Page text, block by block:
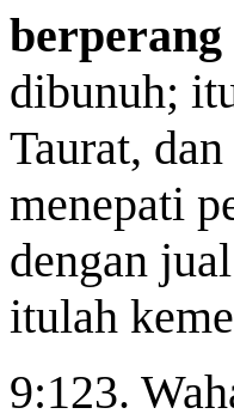
berperang
dibunuh;
Taurat,
menepati
dengan
itulah
9:123.